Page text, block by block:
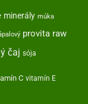
minerály múka
provita raw
čaj sója
C vitamín E